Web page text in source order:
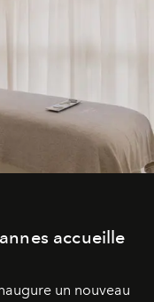
accueille
un nouveau